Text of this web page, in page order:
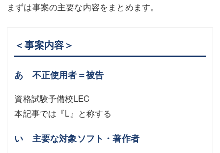
まずは事案の主要な内容をまとめます。
＜事案内容＞
あ 不正使用者＝被告
資格試験予備校LEC
本記事では『L』と称する
い 主要な対象ソフト・著作者